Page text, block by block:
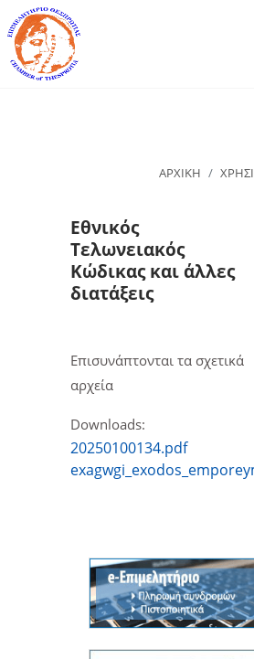
ΑΡΧΙΚΗ
Εθνικός
Τελωνειακός
Κώδικας και άλλες
διατάξεις
Επισυνάπτονται τα σχετικά
αρχεία
Downloads:
20250100134.pdf